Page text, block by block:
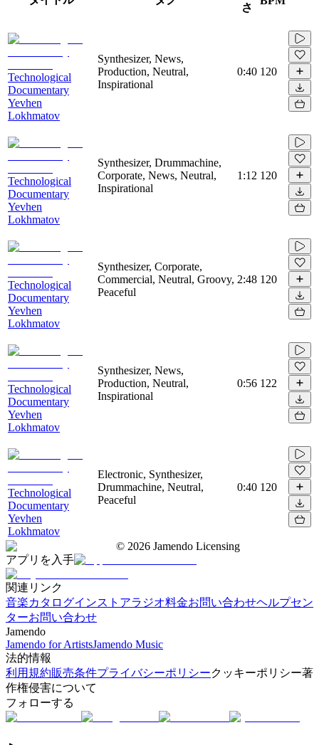
さ
Technological
Documentary
Yevhen
Lokhmatov
Synthesizer, News,
Production, Neutral,
Inspirational
0:40 120
Technological
Documentary
Yevhen
Lokhmatov
Synthesizer, Drummachine,
Corporate, News, Neutral,
Inspirational
1:12 120
Technological
Documentary
Yevhen
Lokhmatov
Synthesizer, Corporate,
Commercial, Neutral, Groovy,
Peaceful
2:48 120
Technological
Documentary
Yevhen
Lokhmatov
Synthesizer, News,
Production, Neutral,
Inspirational
0:56 122
Technological
Documentary
Yevhen
Lokhmatov
Electronic, Synthesizer,
Drummachine, Neutral,
Peaceful
0:40 120
© 2026 Jamendo Licensing
アプリを入手
関連リンク
音楽カタログインストアラジオ料金お問い合わせヘルプセン
ターお問い合わせ
Jamendo
Jamendo for ArtistsJamendo Music
法的情報
利用規約販売条件プライバシーポリシークッキーポリシー著
作権侵害について
フォローする